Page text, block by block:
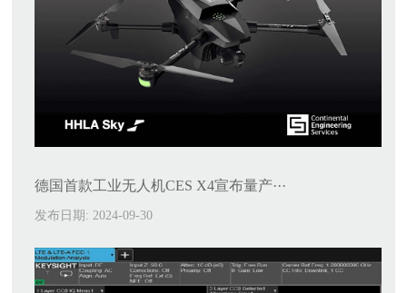
德国首款工业无人机CES X4宣布量产···
发布日期: 2024-09-30